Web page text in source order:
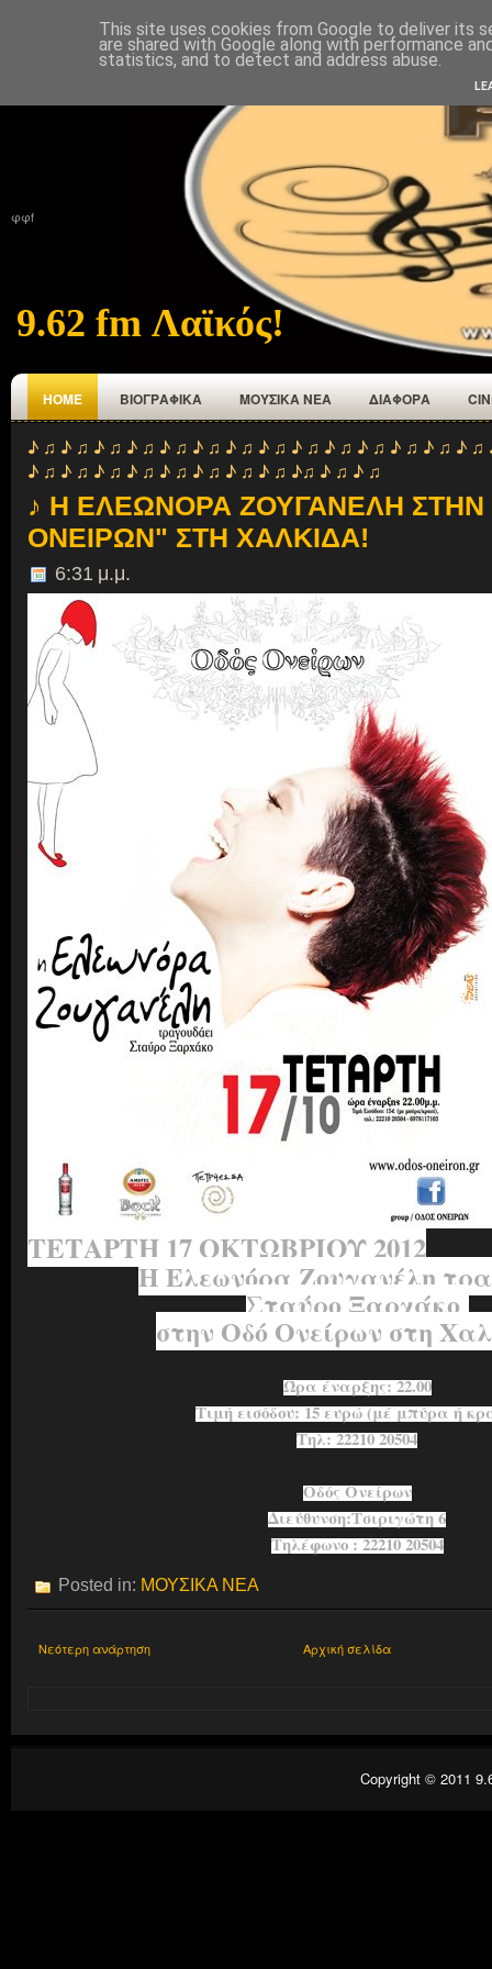
ΠΟΙΟΙ ΕΜΑΣΤΕ ΑΝΑΜΕΤΑΔΟΤΕΣ ΕΠΙΚΟΙΝΩΝΙΑ
φφf
9.62 fm Λαϊκός!
HOME ΒΙΟΓΡΑΦΙΚΑ ΜΟΥΣΙΚΑ ΝΕΑ ΔΙΑΦΟΡΑ
♪ ♫ ♪ ♫ ♪ ♫ ♪ ♫ ♪ ♫ ♪ ♫ ♪ ♫ ♪ ♫ ♪ ♫ ♪ ♫ ♪ ♫ ♪ ♫ ♪ ♫ ♪
♪ ♫ ♪ ♫ ♪ ♫ ♪ ♫ ♪ ♫ ♪ ♫ ♪ ♫ ♪ ♫ ♪♫ ♪ ♫ ♪ ♫
♪ Η ΕΛΕΩΝΟΡΑ ΖΟΥΓΑΝΕΛΗ
ΟΝΕΙΡΩΝ" ΣΤΗ ΧΑΛΚΙΔΑ!
6:31 μ.μ.
ΤΕΤΑΡΤΗ 17 ΟΚΤΩΒΡΙΟΥ 2012
Η Ελεωνόρα Ζουγανέλη
Σταύρο Ξαρχάκο
στην Οδό Ονείρων στη
Ώρα έναρξης: 22.00
Τιμή εισόδου: 15 ευρώ (μέ μπύρα ή
Τηλ: 22210 20504
Οδός Ονείρων
Διεύθυνση:Τσιριγώτη 6
Τηλέφωνο : 22210 20504
Posted in: ΜΟΥΣΙΚΑ ΝΕΑ
Νεότερη ανάρτηση Αρχική σελίδα
Copyright © 2011
This site uses cookies from Google to deliver its
are shared with Google along with performance
statistics, and to detect and address abuse.